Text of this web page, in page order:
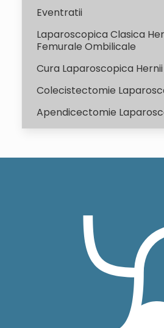
Eventratii
Laparoscopica Clasica
Femurale Ombilicale
Cura Laparoscopica
Colecistectomie
Apendicectomie